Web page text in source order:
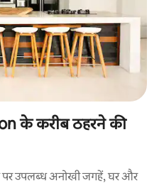
के करीब ठहरने की
पर उपलब्ध अनोखी जगहें, घर और